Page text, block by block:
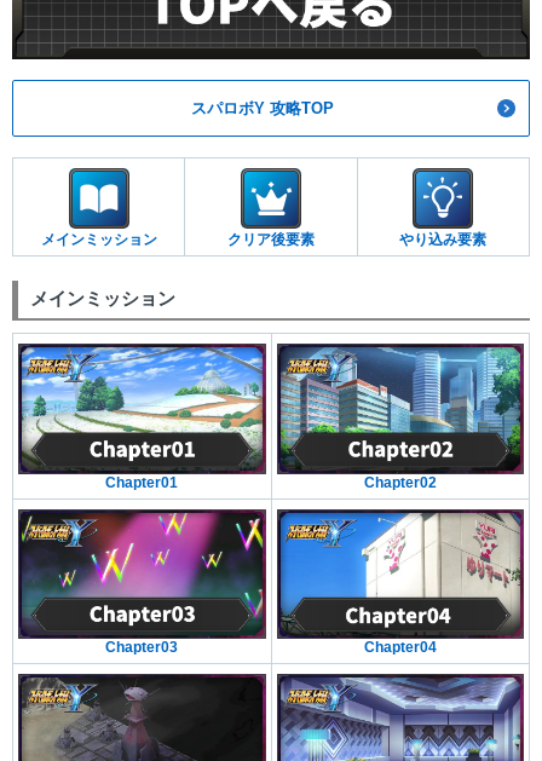
スパロボY 攻略TOP
メインミッション クリア後要素 やり込み要素
メインミッション
Chapter01 Chapter02
Chapter03 Chapter04